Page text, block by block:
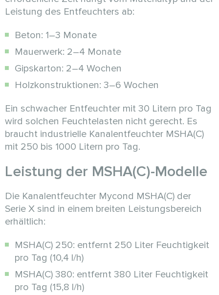
Leistung des Entfeuchters ab:
Beton: 1–3 Monate
Mauerwerk: 2–4 Monate
Gipskarton: 2–4 Wochen
Holzkonstruktionen: 3–6 Wochen
Ein schwacher Entfeuchter mit 30 Litern pro Tag
wird solchen Feuchtelasten nicht gerecht. Es
braucht industrielle Kanalentfeuchter MSHA(C)
mit 250 bis 1000 Litern pro Tag.
Leistung der MSHA(C)-Modelle
Die Kanalentfeuchter Mycond MSHA(C) der
Serie X sind in einem breiten Leistungsbereich
erhältlich:
MSHA(C) 250: entfernt 250 Liter Feuchtigkeit
pro Tag (10,4 l/h)
MSHA(C) 380: entfernt 380 Liter Feuchtigkeit
pro Tag (15,8 l/h)